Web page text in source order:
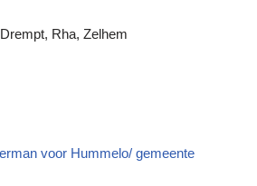
Rha, Zelhem
voor Hummelo/ gemeente